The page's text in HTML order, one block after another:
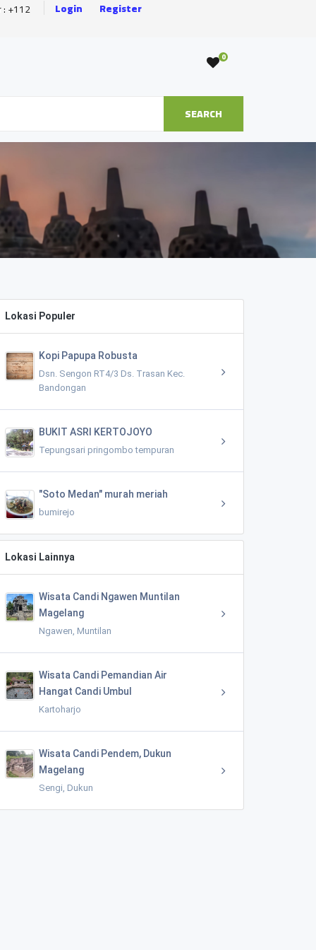
: +112 Login Register
0
SEARCH
Lokasi Populer
Kopi Papupa Robusta
Dsn. Sengon RT4/3 Ds. Trasan Kec.
Bandongan
BUKIT ASRI KERTOJOYO
Tepungsari pringombo tempuran
"Soto Medan" murah meriah
bumirejo
Lokasi Lainnya
Wisata Candi Ngawen Muntilan
Magelang
Ngawen, Muntilan
Wisata Candi Pemandian Air
Hangat Candi Umbul
Kartoharjo
Wisata Candi Pendem, Dukun
Magelang
Sengi, Dukun